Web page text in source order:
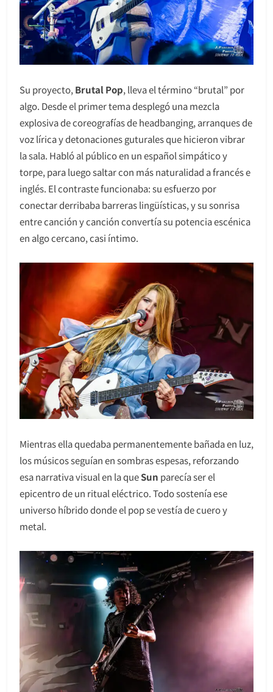
Su proyecto, Brutal Pop, lleva el término “brutal” por
algo. Desde el primer tema desplegó una mezcla
explosiva de coreografías de headbanging, arranques de
voz lírica y detonaciones guturales que hicieron vibrar
la sala. Habló al público en un español simpático y
torpe, para luego saltar con más naturalidad a francés e
inglés. El contraste funcionaba: su esfuerzo por
conectar derribaba barreras lingüísticas, y su sonrisa
entre canción y canción convertía su potencia escénica
en algo cercano, casi íntimo.
Mientras ella quedaba permanentemente bañada en luz,
los músicos seguían en sombras espesas, reforzando
esa narrativa visual en la queSun parecía ser el
epicentro de un ritual eléctrico. Todo sostenía ese
universo híbrido donde el pop se vestía de cuero y
metal.